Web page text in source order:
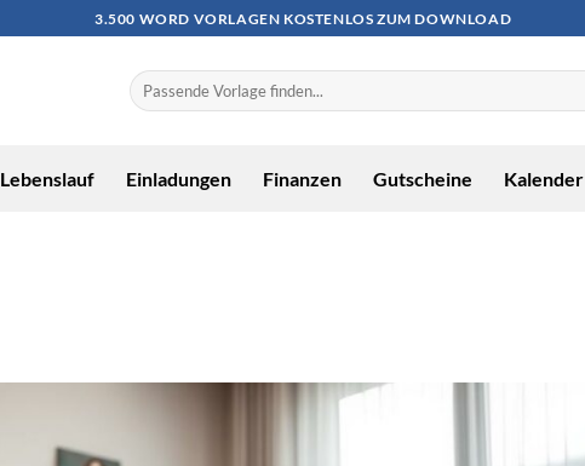
3.500 WORD VORLAGEN KOSTENLOS ZUM DOWNLOAD
Lebenslauf Einladungen Finanzen Gutscheine Kalender